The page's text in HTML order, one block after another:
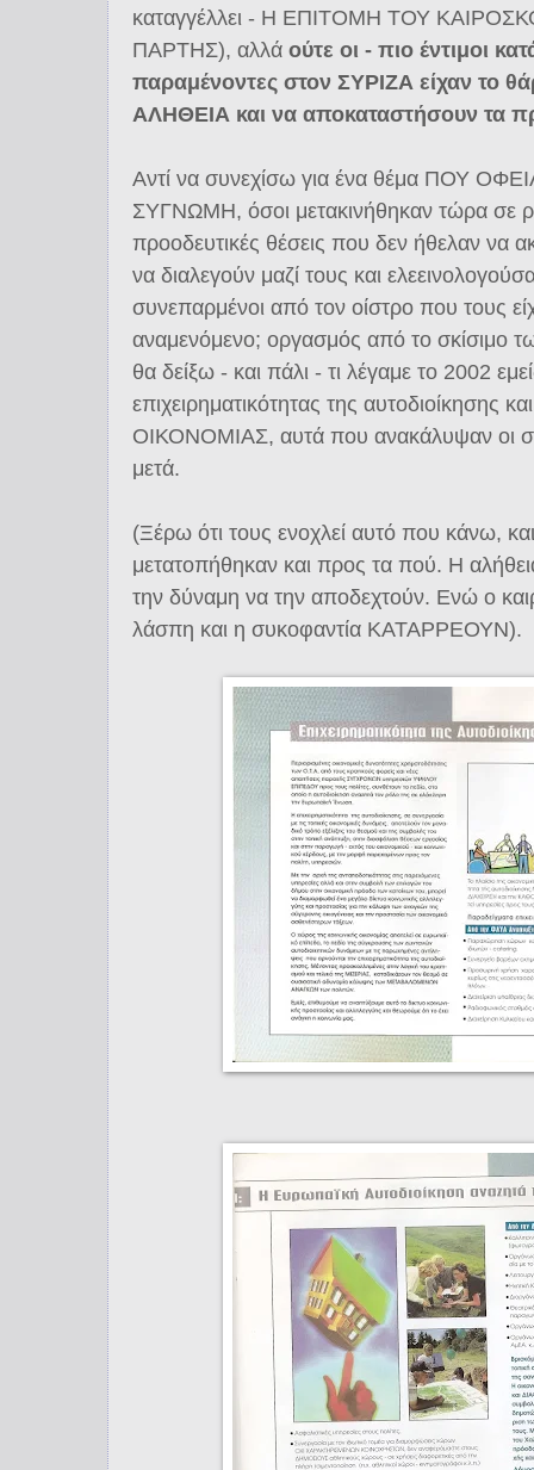
καταγγέλλει - Η ΕΠΙΤΟΜΗ ΤΟΥ
ΠΑΡΤΗΣ), αλλά ούτε οι - πιο έντιμοι
παραμένοντες στον ΣΥΡΙΖΑ είχαν το
ΑΛΗΘΕΙΑ και να αποκαταστήσουν τα
Αντί να συνεχίσω για ένα θέμα ΠΟΥ
ΣΥΓΝΩΜΗ, όσοι μετακινήθηκαν τώρα σε
προοδευτικές θέσεις που δεν ήθελαν να
να διαλεγούν μαζί τους και
συνεπαρμένοι από τον οίστρο που τους
αναμενόμενο; οργασμός από το σκίσιμο
θα δείξω - και πάλι - τι λέγαμε το 2002
επιχειρηματικότητας της αυτοδιοίκησης
ΟΙΚΟΝΟΜΙΑΣ, αυτά που ανακάλυψαν οι
μετά.
(Ξέρω ότι τους ενοχλεί αυτό που κάνω,
μετατοπήθηκαν και προς τα πού. Η
την δύναμη να την αποδεχτούν. Ενώ ο
λάσπη και η συκοφαντία ΚΑΤΑΡΡΕΟΥΝ).